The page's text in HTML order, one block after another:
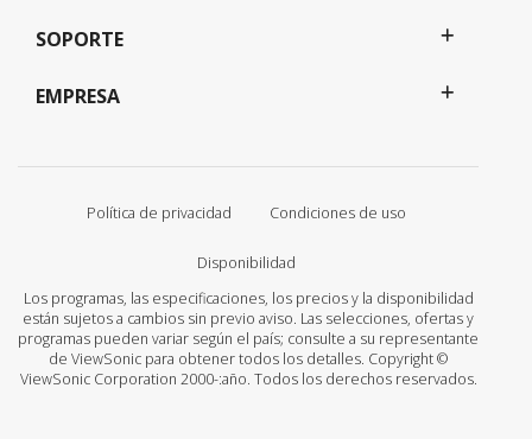
SOPORTE
EMPRESA
Política de privacidad Condiciones de uso
Disponibilidad
Los programas, las especificaciones, los precios y la disponibilidad
están sujetos a cambios sin previo aviso. Las selecciones, ofertas y
programas pueden variar según el país; consulte a su representante
de ViewSonic para obtener todos los detalles. Copyright ©
ViewSonic Corporation 2000-:año. Todos los derechos reservados.